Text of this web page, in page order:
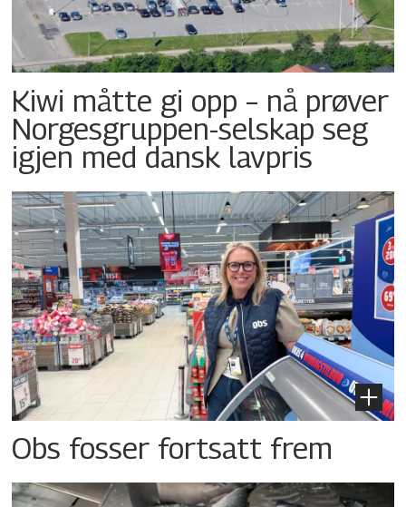
Kiwi måtte gi opp – nå prøver
Norgesgruppen-selskap seg
igjen med dansk lavpris
Obs fosser fortsatt frem